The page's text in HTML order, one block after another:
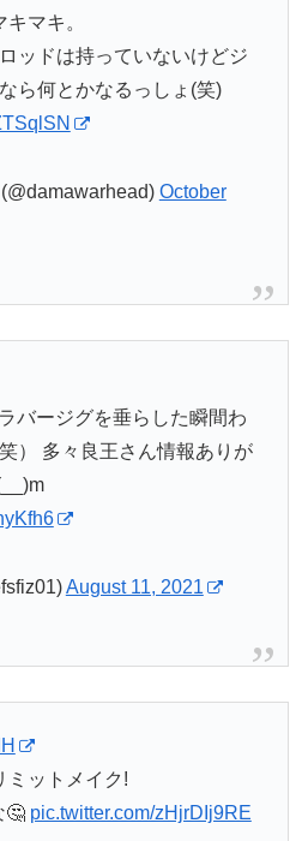
マキ。
ッドは持っていないけどジ
ら何とかなるっしょ(笑)
October
バージグを垂らした瞬間わ
） 多々良王さん情報ありが
August 11, 2021
ミットメイク!
🤔 pic.twitter.com/zHjrDIj9RE